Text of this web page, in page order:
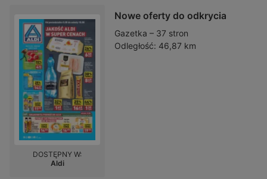
Nowe oferty do odkrycia
Gazetka – 37 stron
Odległość: 46,87 km
DOSTĘPNY W:
Aldi